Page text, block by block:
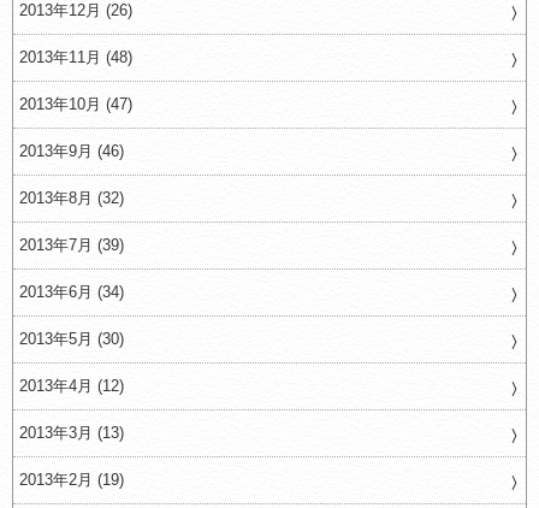
2013年12月 (26)
2013年11月 (48)
2013年10月 (47)
2013年9月 (46)
2013年8月 (32)
2013年7月 (39)
2013年6月 (34)
2013年5月 (30)
2013年4月 (12)
2013年3月 (13)
2013年2月 (19)